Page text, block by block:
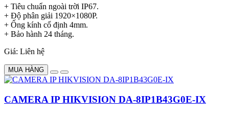
+ Tiêu chuẩn ngoài trời IP67.
+ Độ phân giải 1920×1080P.
+ Ống kính cố định 4mm.
+ Bảo hành 24 tháng.
Giá: Liên hệ
MUA HÀNG
CAMERA IP HIKVISION DA-8IP1B43G0E-IX